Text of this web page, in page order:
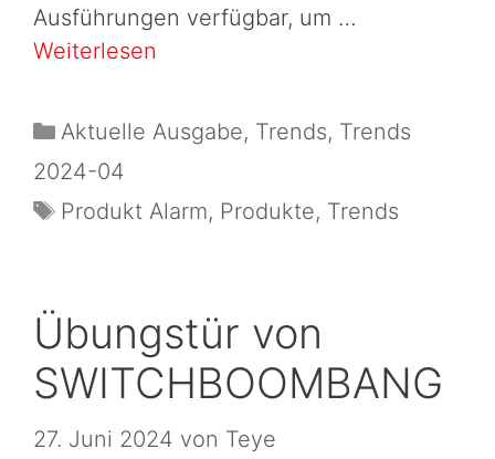
Ausführungen verfügbar, um …
Weiterlesen
Aktuelle Ausgabe, Trends, Trends
2024-04
Produkt Alarm, Produkte, Trends
Übungstür von
SWITCHBOOMBANG
27. Juni 2024 von Teye